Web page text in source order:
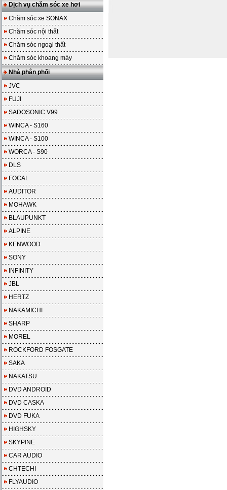
Dịch vụ chăm sóc xe hơi
Chăm sóc xe SONAX
Chăm sóc nội thất
Chăm sóc ngoại thất
Chăm sóc khoang máy
Nhà phân phối
JVC
FUJI
SADOSONIC V99
WINCA - S160
WINCA - S100
WORCA - S90
DLS
FOCAL
AUDITOR
MOHAWK
BLAUPUNKT
ALPINE
KENWOOD
SONY
INFINITY
JBL
HERTZ
NAKAMICHI
SHARP
MOREL
ROCKFORD FOSGATE
SAKA
NAKATSU
DVD ANDROID
DVD CASKA
DVD FUKA
HIGHSKY
SKYPINE
CAR AUDIO
CHTECHI
FLYAUDIO